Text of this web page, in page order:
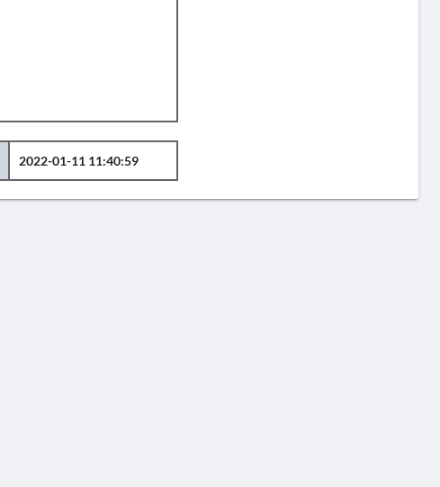
2022-01-11 11:40:59